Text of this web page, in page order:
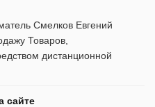
Смелков Евгений
Товаров,
дистанционной
сайте